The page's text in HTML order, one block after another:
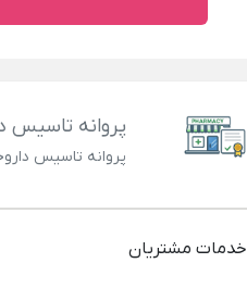
پروانه تاسیس
پروانه تاسیس
خدمات مشتریان